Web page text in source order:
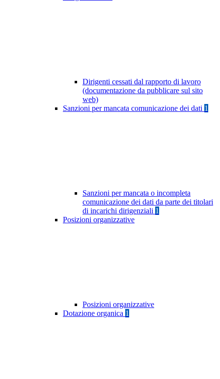
Dirigenti cessati dal rapporto di lavoro
(documentazione da pubblicare sul sito
web)
Sanzioni per mancata comunicazione dei dati 1
Sanzioni per mancata o incompleta
comunicazione dei dati da parte dei titolari
di incarichi dirigenziali 1
Posizioni organizzative
Posizioni organizzative
Dotazione organica 1